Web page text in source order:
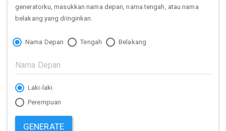
generatorku, masukkan nama depan, nama tengah, atau nama
belakang yang diinginkan.
Nama Depan Tengah Belakang
Laki-laki
Perempuan
GENERATE